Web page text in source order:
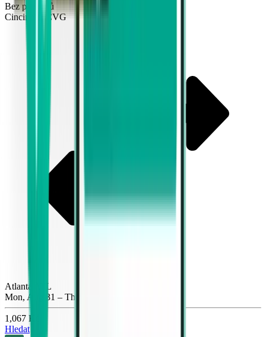
Bez přestupů
Cincinnati CVG
Atlanta ATL
Mon, Aug 31 – Thu, Sep 3
1,067 Kč
Hledat